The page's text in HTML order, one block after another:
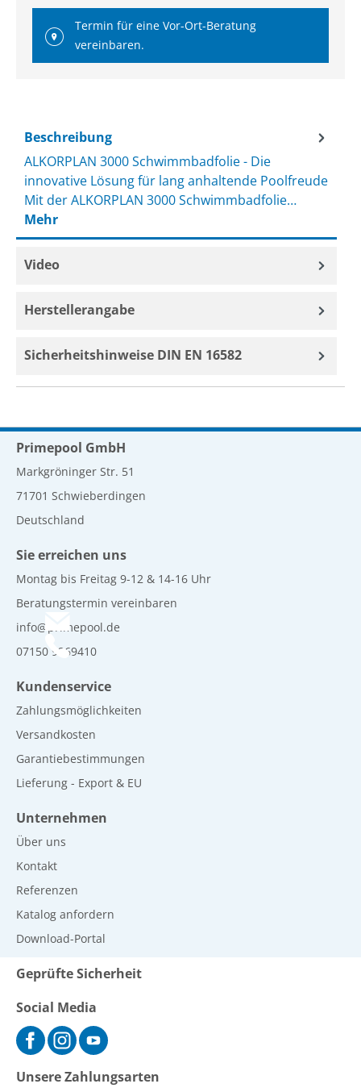
Termin für eine Vor-Ort-Beratung
vereinbaren.
Beschreibung
ALKORPLAN 3000 Schwimmbadfolie - Die
innovative Lösung für lang anhaltende Poolfreude
Mit der ALKORPLAN 3000 Schwimmbadfolie…
Mehr
Video
Herstellerangabe
Sicherheitshinweise DIN EN 16582
Primepool GmbH
Markgröninger Str. 51
71701 Schwieberdingen
Deutschland
Sie erreichen uns
Montag bis Freitag 9-12 & 14-16 Uhr
Beratungstermin vereinbaren
info@primepool.de
07150 9269410
Kundenservice
Zahlungsmöglichkeiten
Versandkosten
Garantiebestimmungen
Lieferung - Export & EU
Unternehmen
Über uns
Kontakt
Referenzen
Katalog anfordern
Download-Portal
Geprüfte Sicherheit
Social Media
Unsere Zahlungsarten